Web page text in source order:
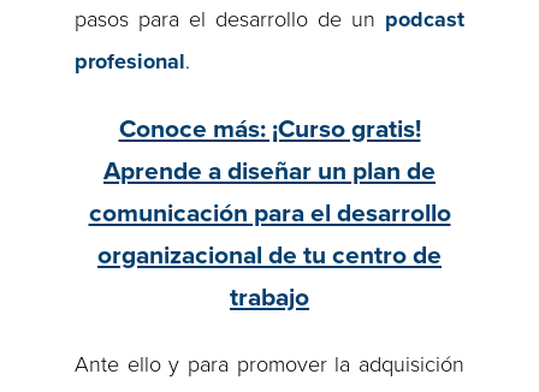
pasos para el desarrollo de un podcast
profesional.
Conoce más: ¡Curso gratis!
Aprende a diseñar un plan de
comunicación para el desarrollo
organizacional de tu centro de
trabajo
Ante ello y para promover la adquisición